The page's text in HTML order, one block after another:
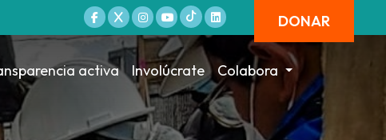
DONAR
activa Involúcrate Colabora